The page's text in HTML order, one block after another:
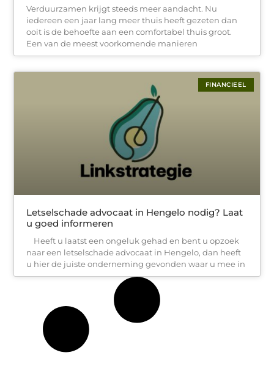
Verduurzamen krijgt steeds meer aandacht. Nu
iedereen een jaar lang meer thuis heeft gezeten dan
ooit is de behoefte aan een comfortabel thuis groot.
Een van de meest voorkomende manieren
FINANCIEEL
Letselschade advocaat in Hengelo nodig? Laat
u goed informeren
Heeft u laatst een ongeluk gehad en bent u opzoek
naar een letselschade advocaat in Hengelo, dan heeft
u hier de juiste onderneming gevonden waar u mee in